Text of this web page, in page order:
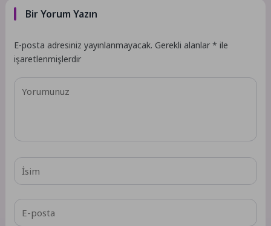
Bir Yorum Yazın
E-posta adresiniz yayınlanmayacak. Gerekli alanlar* ile
işaretlenmişlerdir